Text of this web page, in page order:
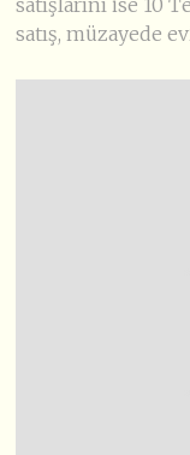
satış, müzayede